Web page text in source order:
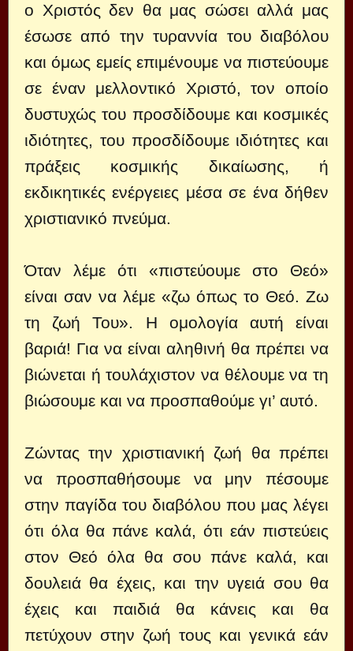
ο Χριστός δεν θα μας σώσει αλλά μας
έσωσε από την τυραννία του διαβόλου
και όμως εμείς επιμένουμε να πιστεύουμε
σε έναν μελλοντικό Χριστό, τον οποίο
δυστυχώς του προσδίδουμε και κοσμικές
ιδιότητες, του προσδίδουμε ιδιότητες και
πράξεις κοσμικής δικαίωσης, ή
εκδικητικές ενέργειες μέσα σε ένα δήθεν
χριστιανικό πνεύμα.
Όταν λέμε ότι «πιστεύουμε στο Θεό»
είναι σαν να λέμε «ζω όπως το Θεό. Ζω
τη ζωή Του». Η ομολογία αυτή είναι
βαριά! Για να είναι αληθινή θα πρέπει να
βιώνεται ή τουλάχιστον να θέλουμε να τη
βιώσουμε και να προσπαθούμε γι’ αυτό.
Ζώντας την χριστιανική ζωή θα πρέπει
να προσπαθήσουμε να μην πέσουμε
στην παγίδα του διαβόλου που μας λέγει
ότι όλα θα πάνε καλά, ότι εάν πιστεύεις
στον Θεό όλα θα σου πάνε καλά, και
δουλειά θα έχεις, και την υγειά σου θα
έχεις και παιδιά θα κάνεις και θα
πετύχουν στην ζωή τους και γενικά εάν